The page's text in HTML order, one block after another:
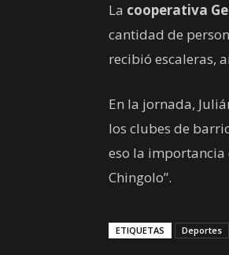
La cooperativa
cantidad de
recibió escaleras,
En la jornada,
los clubes de
eso la importancia
Chingolo”.
ETIQUETAS Deportes